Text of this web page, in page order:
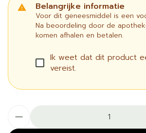
Belangrijke informatie
Voor dit geneesmiddel is een
Na beoordeling door de
komen afhalen en betalen.
Ik weet dat dit product
vereist.